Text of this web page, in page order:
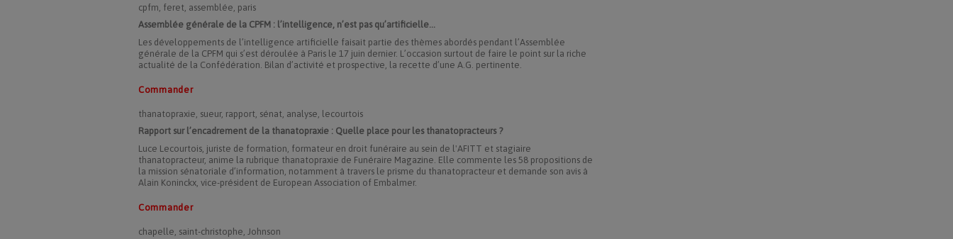
cpfm, feret, assemblée, paris
Assemblée générale de la CPFM : l’intelligence, n’est pas qu’artificielle...
Les développements de l’intelligence artificielle faisait partie des thèmes abordés pendant l’Assemblée
générale de la CPFM qui s’est déroulée à Paris le 17 juin dernier. L’occasion surtout de faire le point sur la riche
actualité de la Confédération. Bilan d’activité et prospective, la recette d’une A.G. pertinente.
Commander
thanatopraxie, sueur, rapport, sénat, analyse, lecourtois
Rapport sur l’encadrement de la thanatopraxie : Quelle place pour les thanatopracteurs ?
Luce Lecourtois, juriste de formation, formateur en droit funéraire au sein de l'AFITT et stagiaire
thanatopracteur, anime la rubrique thanatopraxie de Funéraire Magazine. Elle commente les 58 propositions de
la mission sénatoriale d’information, notamment à travers le prisme du thanatopracteur et demande son avis à
Alain Koninckx, vice-président de European Association of Embalmer.
Commander
chapelle, saint-christophe, Johnson